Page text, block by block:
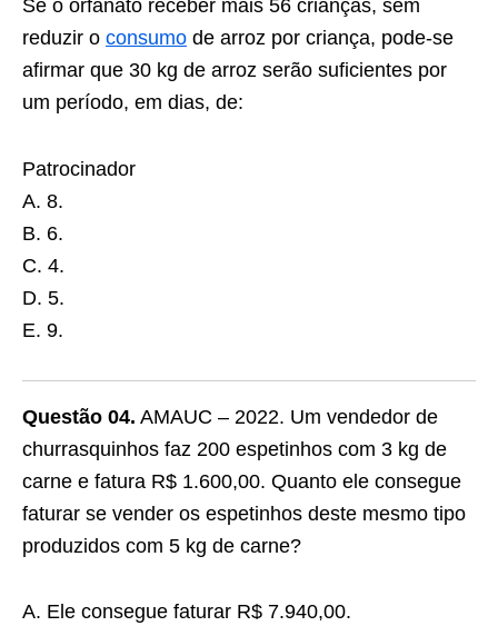
Se o orfanato receber mais 56 crianças, sem
reduzir o consumo de arroz por criança, pode-se
afirmar que 30 kg de arroz serão suficientes por
um período, em dias, de:
Patrocinador
A. 8.
B. 6.
C. 4.
D. 5.
E. 9.
Questão 04. AMAUC – 2022. Um vendedor de
churrasquinhos faz 200 espetinhos com 3 kg de
carne e fatura R$ 1.600,00. Quanto ele consegue
faturar se vender os espetinhos deste mesmo tipo
produzidos com 5 kg de carne?
A. Ele consegue faturar R$ 7.940,00.